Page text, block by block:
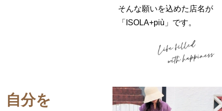
そんな願いを込めた店名が
「ISOLA+più」です。
自分を